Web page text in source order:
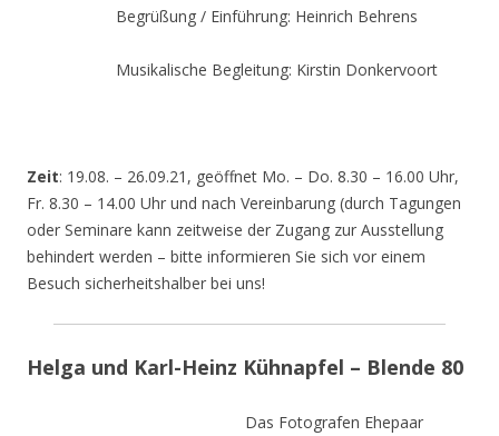
Begrüßung / Einführung: Heinrich Behrens
Musikalische Begleitung: Kirstin Donkervoort
Zeit: 19.08. – 26.09.21, geöffnet Mo. – Do. 8.30 – 16.00 Uhr,
Fr. 8.30 – 14.00 Uhr und nach Vereinbarung (durch Tagungen
oder Seminare kann zeitweise der Zugang zur Ausstellung
behindert werden – bitte informieren Sie sich vor einem
Besuch sicherheitshalber bei uns!
Helga und Karl-Heinz Kühnapfel – Blende 80
Das Fotografen Ehepaar